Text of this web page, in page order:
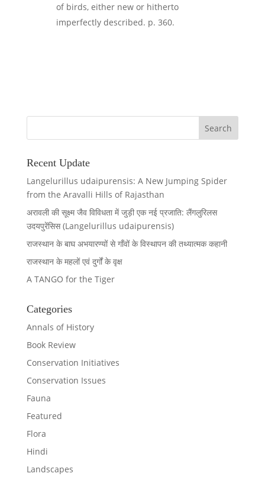
of birds, either new or hitherto
imperfectly described. p. 360.
Recent Update
Langelurillus udaipurensis: A New Jumping Spider
from the Aravalli Hills of Rajasthan
अरावली की सूक्ष्म जैव विविधता में जुड़ी एक नई प्रजाति: लैंगलुरिलस
उदयपुरेंसिस (Langelurillus udaipurensis)
राजस्थान के बाघ अभयारण्यों से गाँवों के विस्थापन की तथ्यात्मक कहानी
राजस्थान के महलों एवं दुर्गों के वृक्ष
A TANGO for the Tiger
Categories
Annals of History
Book Review
Conservation Initiatives
Conservation Issues
Fauna
Featured
Flora
Hindi
Landscapes